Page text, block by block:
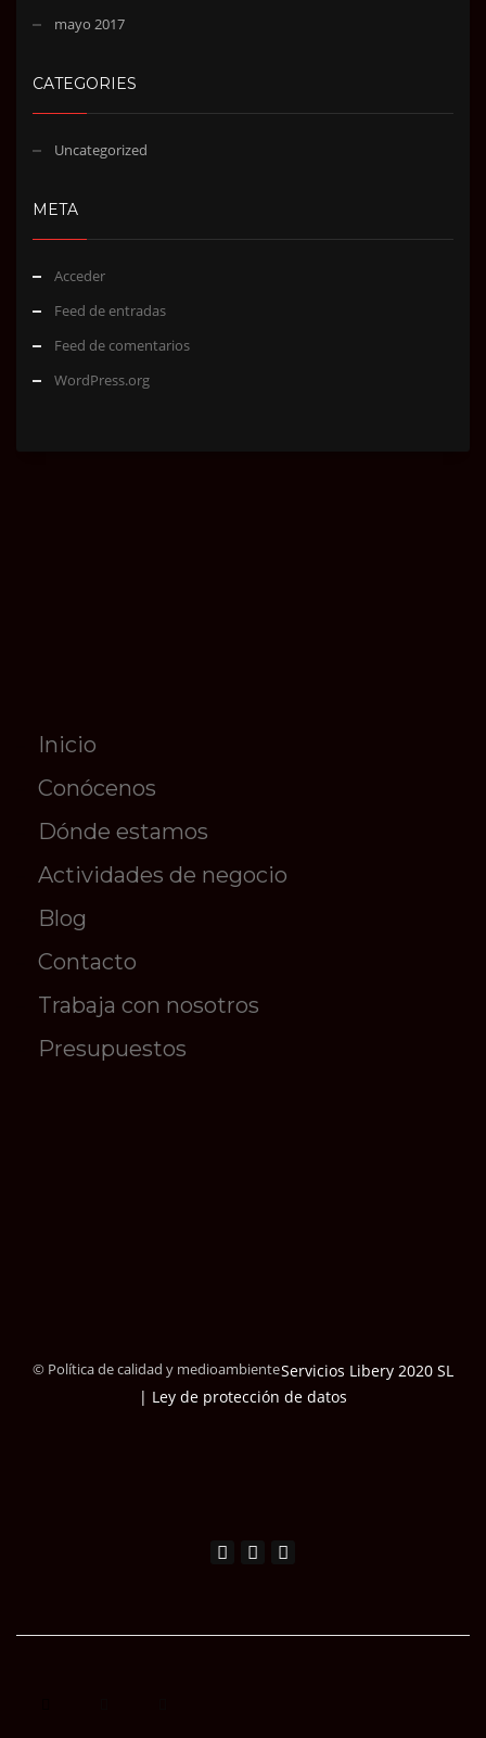
mayo 2017
CATEGORIES
Uncategorized
META
Acceder
Feed de entradas
Feed de comentarios
WordPress.org
Inicio
Conócenos
Dónde estamos
Actividades de negocio
Blog
Contacto
Trabaja con nosotros
Presupuestos
© Política de calidad y medioambienteServicios Libery 2020 SL
| Ley de protección de datos